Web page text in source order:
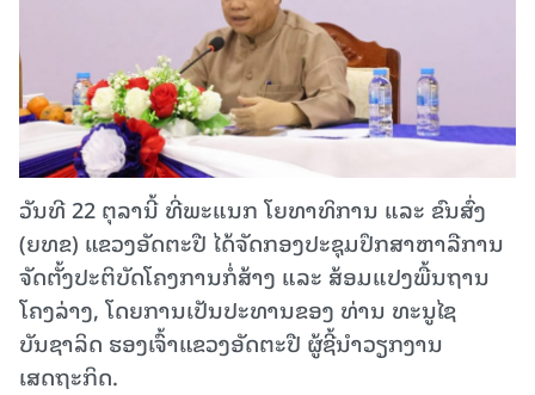
ວັນທີ 22 ຕຸລານີ້ ທີ່ພະແນກ ໂຍທາທິການ ແລະ ຂົນສົ່ງ
(ຍທຂ) ແຂວງອັດຕະປື ໄດ້ຈັດກອງປະຊຸມປຶກສາຫາລືການ
ຈັດຕັ້ງປະຕິບັດໂຄງການກໍ່ສ້າງ ແລະ ສ້ອມແປງພື້ນຖານ
ໂຄງລ່າງ, ໂດຍການເປັນປະທານຂອງ ທ່ານ ທະນູໄຊ
ບັນຊາລິດ ຮອງເຈົ້າແຂວງອັດຕະປື ຜູ້ຊີ້ນໍາວຽກງານ
ເສດຖະກິດ.